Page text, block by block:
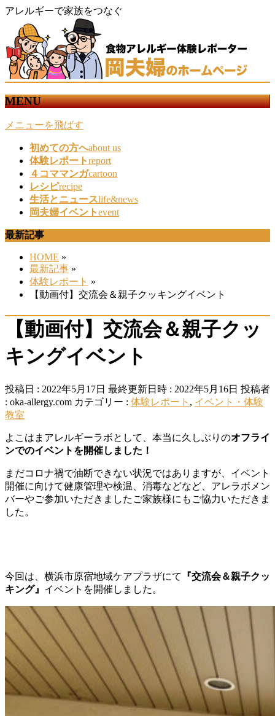
アレルギーで家族をつなぐ
MENU
メニューを飛ばす
初めての方へabout us
体験レポートreport
４コママンガcartoon
レシピrecipe
生活とニュースlife&news
岡夫婦イベントevent
最新記事
HOME »
最新記事 »
体験レポート »
【動画付】交流会＆親子クッキングイベント
【動画付】交流会＆親子クッ
キングイベント
投稿日 : 2022年5月17日 最終更新日時 : 2022年5月16日 投稿者
: oka-allergy.com カテゴリー : 体験レポート , イベント・体験
教室
よこはまアレルギーラボとして、本当に久しぶりのオフライ
ンでのイベントを開催しました！
まだコロナ禍で油断できない状況ではありますが、イベント
開催に向けて健康管理や検温、消毒などなど、アレラボメン
バーやご参加いただきましたご家族様にもご協力いただきま
した。
今回は、横浜市原宿地域ケアプラザにて
『交流会＆親子クッ
キング』 イベントを開催しました。